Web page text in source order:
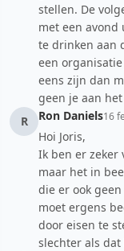
stellen. De
met een avond
te drinken aan
een
eens zijn dan
geen je aan
R
Ron Daniels16
Hoi Joris,
Ik ben er zeker
maar het in
die er ook
moet ergens
door eisen te
slechter als